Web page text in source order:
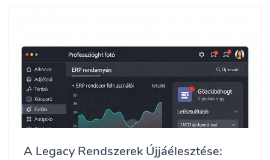
A Legacy Rendszerek Újjáélesztése: